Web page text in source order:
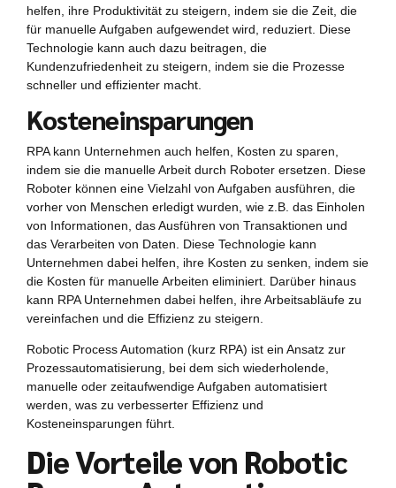
helfen, ihre Produktivität zu steigern, indem sie die Zeit, die
für manuelle Aufgaben aufgewendet wird, reduziert. Diese
Technologie kann auch dazu beitragen, die
Kundenzufriedenheit zu steigern, indem sie die Prozesse
schneller und effizienter macht.
Kosteneinsparungen
RPA kann Unternehmen auch helfen, Kosten zu sparen,
indem sie die manuelle Arbeit durch Roboter ersetzen. Diese
Roboter können eine Vielzahl von Aufgaben ausführen, die
vorher von Menschen erledigt wurden, wie z.B. das Einholen
von Informationen, das Ausführen von Transaktionen und
das Verarbeiten von Daten. Diese Technologie kann
Unternehmen dabei helfen, ihre Kosten zu senken, indem sie
die Kosten für manuelle Arbeiten eliminiert. Darüber hinaus
kann RPA Unternehmen dabei helfen, ihre Arbeitsabläufe zu
vereinfachen und die Effizienz zu steigern.
Robotic Process Automation (kurz RPA) ist ein Ansatz zur
Prozessautomatisierung, bei dem sich wiederholende,
manuelle oder zeitaufwendige Aufgaben automatisiert
werden, was zu verbesserter Effizienz und
Kosteneinsparungen führt.
Die Vorteile von Robotic